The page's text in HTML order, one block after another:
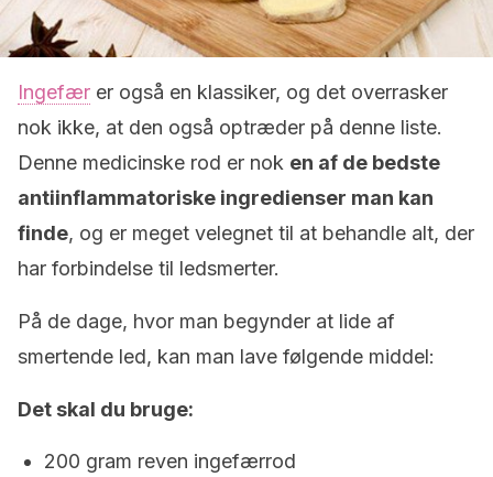
Ingefær er også en klassiker, og det overrasker
nok ikke, at den også optræder på denne liste.
Denne medicinske rod er nok en af de bedste
antiinflammatoriske ingredienser man kan
finde, og er meget velegnet til at behandle alt, der
har forbindelse til ledsmerter.
På de dage, hvor man begynder at lide af
smertende led, kan man lave følgende middel:
Det skal du bruge:
200 gram reven ingefærrod